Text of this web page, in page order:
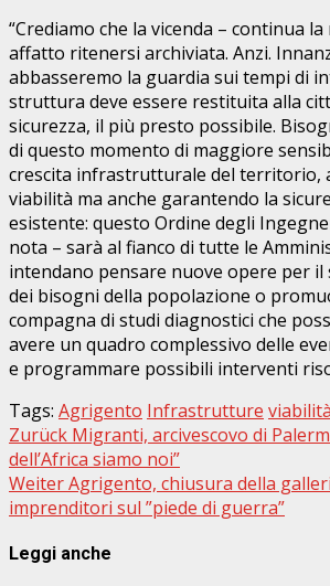
“Crediamo che la vicenda – continua
affatto ritenersi archiviata. Anzi.
abbasseremo la guardia sui tempi di
struttura deve essere restituita alla
sicurezza, il più presto possibile.
di questo momento di maggiore
crescita infrastrutturale del territorio,
viabilità ma anche garantendo la
esistente: questo Ordine degli
nota – sarà al fianco di tutte le
intendano pensare nuove opere per il
dei bisogni della popolazione o
compagna di studi diagnostici che
avere un quadro complessivo delle
e programmare possibili interventi
Tags: Agrigento Infrastrutture viabilità
Beitragsnavigation
Zurück Migranti, arcivescovo di
dell’Africa siamo noi”
WeiterAgrigento, chiusura della
imprenditori sul ”piede di guerra”
Leggi anche